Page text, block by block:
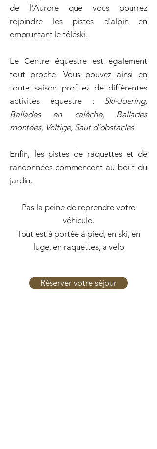
de l'Aurore que vous pourrez
rejoindre les pistes d'alpin en
empruntant le téléski.
Le Centre équestre est également
tout proche. Vous pouvez ainsi en
toute saison profitez de différentes
activités équestre : Ski-Joering,
Ballades en calèche, Ballades
montées, Voltige, Saut d'obstacles
Enfin, les pistes de raquettes et de
randonnées commencent au bout du
jardin.
Pas la peine de reprendre votre
véhicule.
Tout est à portée à pied, en ski, en
luge, en raquettes, à vélo
Réserver votre séjour